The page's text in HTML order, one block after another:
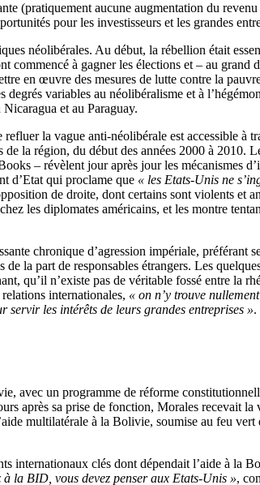
(pratiquement aucune augmentation du
pour les investisseurs et les grandes
néolibérales. Au début, la rébellion était
à gagner les élections et – au grand
en œuvre des mesures de lutte contre la
variables au néolibéralisme et à
et au Paraguay.
la vague anti-néolibérale est accessible à
la région, du début des années 2000 à 2010.
– révèlent jour après jour les mécanismes
d’Etat qui proclame que « les Etats-Unis ne
de droite, dont certains sont violents et
les diplomates américains, et les montre
chronique d’agression impériale, préférant
la part de responsables étrangers. Les
qu’il n’existe pas de véritable fossé entre la
internationales, « on n’y trouve
servir les intérêts de leurs grandes entreprises ».
avec un programme de réforme
après sa prise de fonction, Morales recevait la
multilatérale à la Bolivie, soumise au feu
internationaux clés dont dépendait l’aide à la
à la BID, vous devez penser aux Etats-Unis »,